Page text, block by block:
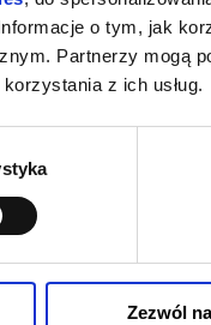
o tym, jak
Partnerzy mogą
z ich usług.
Zezwól
VAIANA 2D